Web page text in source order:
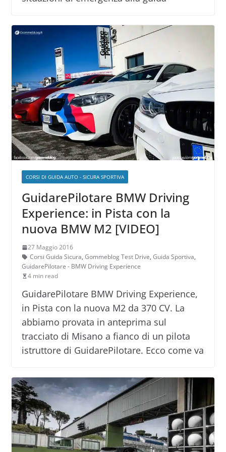
CORSI DI GUIDA AUTO - SICURA SPORTIVA
GuidarePilotare BMW Driving
Experience: in Pista con la
nuova BMW M2 [VIDEO]
27 Maggio 2016
Corsi Guida Sicura, Gommeblog Test Drive, Guida Sportiva,
GuidarePilotare - BMW Driving Experience
4 min read
GuidarePilotare BMW Driving Experience,
in Pista con la nuova M2 da 370 CV. La
abbiamo provata in anteprima sul
tracciato di Misano a fianco di un pilota
istruttore di GuidarePilotare. Ecco come va